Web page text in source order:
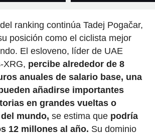
ranking continúa Tadej Pogačar,
posición como el ciclista mejor
El esloveno, líder de UAE
XRG, percibe alrededor de 8
anuales de salario base, una
añadirse importantes
en grandes vueltas o
mundo, se estima quepodría
12 millones al año. Su dominio